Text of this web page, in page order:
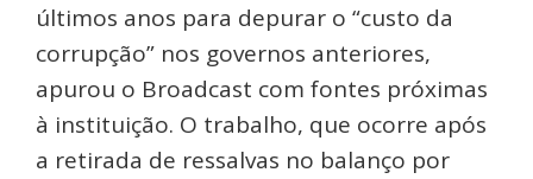
últimos anos para depurar o “custo da
corrupção” nos governos anteriores,
apurou o Broadcast com fontes próximas
à instituição. O trabalho, que ocorre após
a retirada de ressalvas no balanço por